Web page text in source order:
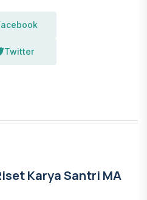
Twitter
Karya Santri MA